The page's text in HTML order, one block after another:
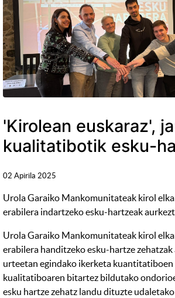
'Kirolean euskaraz',
kualitatibotik esku-
02 Apirila 2025
Urola Garaiko Mankomunitateak kirol
erabilera indartzeko esku-hartzeak
Urola Garaiko Mankomunitateak kirol
erabilera handitzeko esku-hartze
urteetan egindako ikerketa kuantitatiboen
kualitatiboaren bitartez bildutako
esku hartze zehatz landu dituzte